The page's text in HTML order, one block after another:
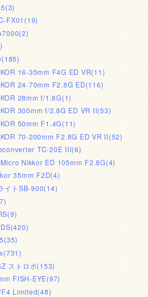
(3)
FX01 (19)
(2)
(185)
16-35mm F4G ED VR(11)
24-70mm F2.8G ED(116)
28mm f/1.8G(1)
300mm f/2.8G ED VR II(53)
50mm F1.4G(11)
70-200mm F2.8G ED VR II(52)
TC-20E III(6)
Nikkor ED 105mm F2.8G(4)
35mm F2D(4)
イトSB-900(14)
(9)
(420)
(35)
(731)
ストロボ(153)
FISH-EYE(97)
F4 Limited(48)